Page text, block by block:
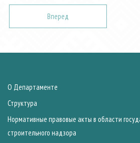
Вперед
О Департаменте
Структура
Нормативные правовые акты в области
строительного надзора